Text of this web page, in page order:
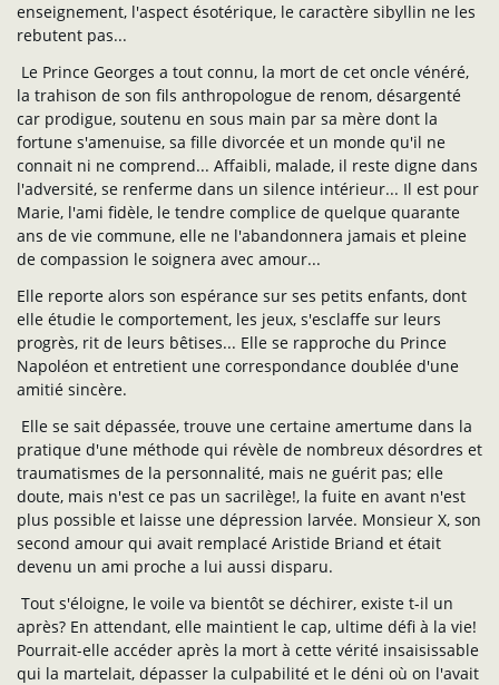
enseignement, l'aspect ésotérique, le caractère sibyllin ne les
rebutent pas...
Le Prince Georges a tout connu, la mort de cet oncle vénéré,
la trahison de son fils anthropologue de renom, désargenté
car prodigue, soutenu en sous main par sa mère dont la
fortune s'amenuise, sa fille divorcée et un monde qu'il ne
connait ni ne comprend... Affaibli, malade, il reste digne dans
l'adversité, se renferme dans un silence intérieur... Il est pour
Marie, l'ami fidèle, le tendre complice de quelque quarante
ans de vie commune, elle ne l'abandonnera jamais et pleine
de compassion le soignera avec amour...
Elle reporte alors son espérance sur ses petits enfants, dont
elle étudie le comportement, les jeux, s'esclaffe sur leurs
progrès, rit de leurs bêtises... Elle se rapproche du Prince
Napoléon et entretient une correspondance doublée d'une
amitié sincère.
Elle se sait dépassée, trouve une certaine amertume dans la
pratique d'une méthode qui révèle de nombreux désordres et
traumatismes de la personnalité, mais ne guérit pas; elle
doute, mais n'est ce pas un sacrilège!, la fuite en avant n'est
plus possible et laisse une dépression larvée. Monsieur X, son
second amour qui avait remplacé Aristide Briand et était
devenu un ami proche a lui aussi disparu.
Tout s'éloigne, le voile va bientôt se déchirer, existe t-il un
après? En attendant, elle maintient le cap, ultime défi à la vie!
Pourrait-elle accéder après la mort à cette vérité insaisissable
qui la martelait, dépasser la culpabilité et le déni où on l'avait